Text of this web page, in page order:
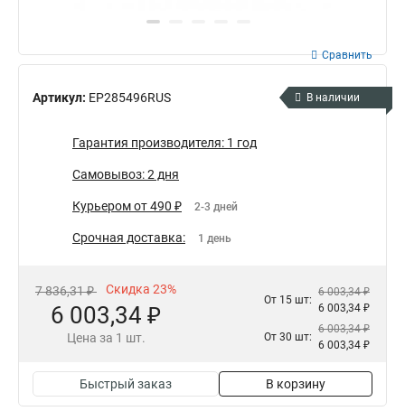
Артикул: EP285496RUS
Сравнить
В наличии
Гарантия производителя: 1 год
Самовывоз: 2 дня
Курьером от 490 ₽ 2-3 дней
Срочная доставка: 1 день
7 836,31 ₽ Скидка 23%
6 003,34 ₽
Цена за 1 шт.
От 15 шт:
6 003,34 ₽
6 003,34 ₽
От 30 шт:
6 003,34 ₽
6 003,34 ₽
Быстрый заказ В корзину